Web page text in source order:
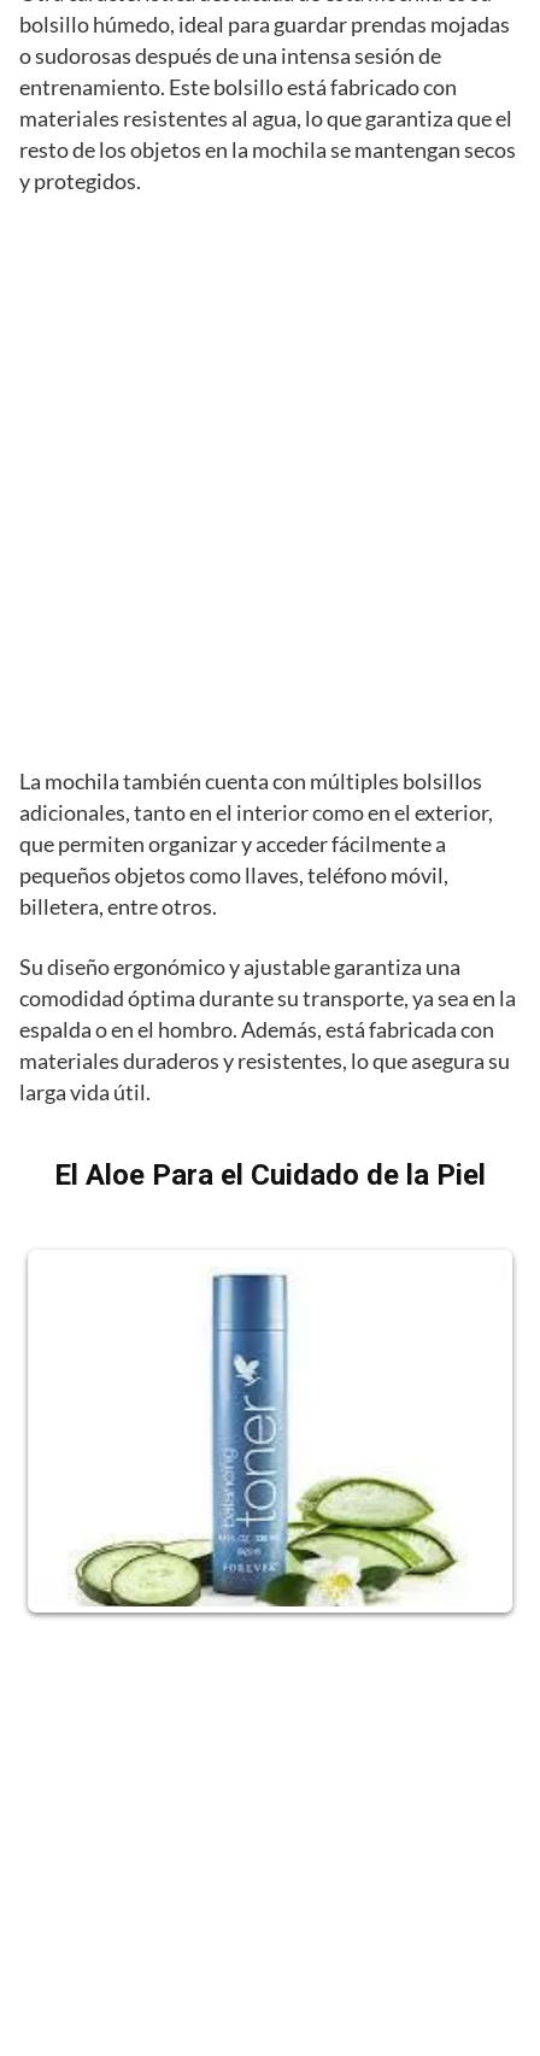
bolsillo húmedo, ideal para guardar prendas mojadas
o sudorosas después de una intensa sesión de
entrenamiento. Este bolsillo está fabricado con
materiales resistentes al agua, lo que garantiza que el
resto de los objetos en la mochila se mantengan secos
y protegidos.
La mochila también cuenta con múltiples bolsillos
adicionales, tanto en el interior como en el exterior,
que permiten organizar y acceder fácilmente a
pequeños objetos como llaves, teléfono móvil,
billetera, entre otros.
Su diseño ergonómico y ajustable garantiza una
comodidad óptima durante su transporte, ya sea en la
espalda o en el hombro. Además, está fabricada con
materiales duraderos y resistentes, lo que asegura su
larga vida útil.
El Aloe Para el Cuidado de la Piel